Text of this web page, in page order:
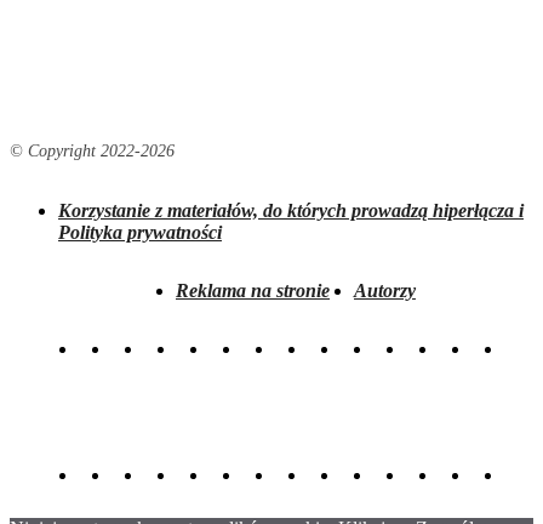
© Copyright 2022-2026
Korzystanie z materiałów, do których prowadzą hiperłącza i
Polityka prywatności
Reklama na stronie Autorzy